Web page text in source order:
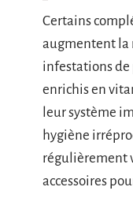
Certains
augmentent la
infestations de
enrichis en
leur système
hygiène
régulièrement
accessoires